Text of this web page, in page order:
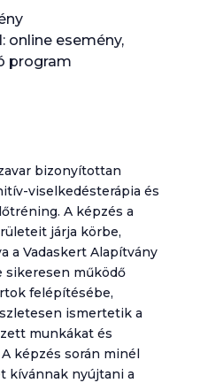
online esemény,
program
bizonyítottan
viselkedésterápia és
A képzés a
járja körbe,
a Vadaskert Alapítvány
sikeresen működő
felépítésébe,
ismertetik a
munkákat és
képzés során minél
kívánnak nyújtani a